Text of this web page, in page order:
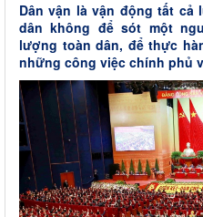
Dân vận là vận động tất
dân không để sót một
lượng toàn dân, để thực
những công việc chính phủ